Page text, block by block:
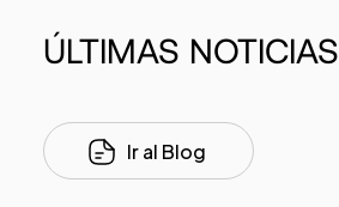
ÚLTIMAS NOTICIAS
Ir al Blog